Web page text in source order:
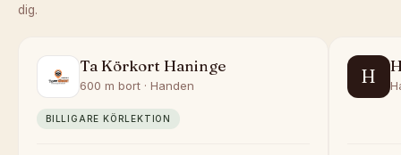
dig.
Ta Körkort Haninge
600 m bort · Handen
BILLIGARE KÖRLEKTION
H